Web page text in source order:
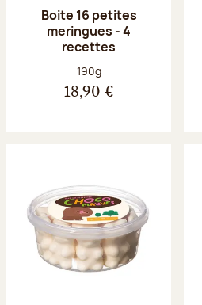
Boite 16 petites
meringues - 4
recettes
Poids net :
190g
18,90 €